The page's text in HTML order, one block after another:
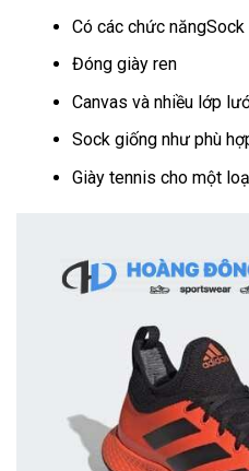
Có các chức
Đóng giày ren
Canvas và nhiều lớp
Sock giống như phù
Giày tennis cho một